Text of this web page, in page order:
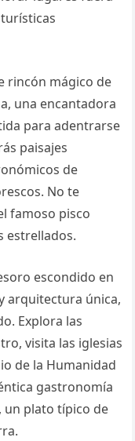
rincón mágico de
una encantadora
para adentrarse
paisajes
de
No te
famoso pisco
estrellados.
escondido en
arquitectura única,
Explora las
visita las iglesias
de la Humanidad
gastronomía
un plato típico de